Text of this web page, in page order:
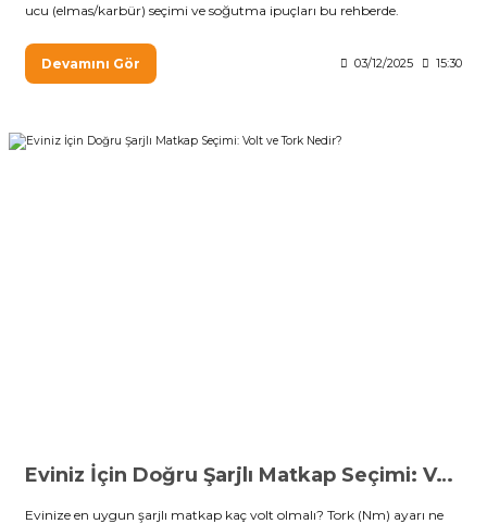
ucu (elmas/karbür) seçimi ve soğutma ipuçları bu rehberde.
Devamını Gör 03/12/2025 15:30
Eviniz İçin Doğru Şarjlı Matkap Seçimi: Volt ve Tork Nedir?
Evinize en uygun şarjlı matkap kaç volt olmalı? Tork (Nm) ayarı ne